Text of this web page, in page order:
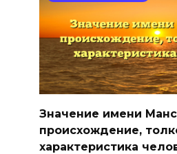
Значение имени
происхождение,
характеристика